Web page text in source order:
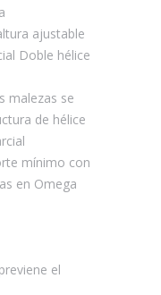
ajustable
Doble hélice
malezas se
de hélice
mínimo con
en Omega
el